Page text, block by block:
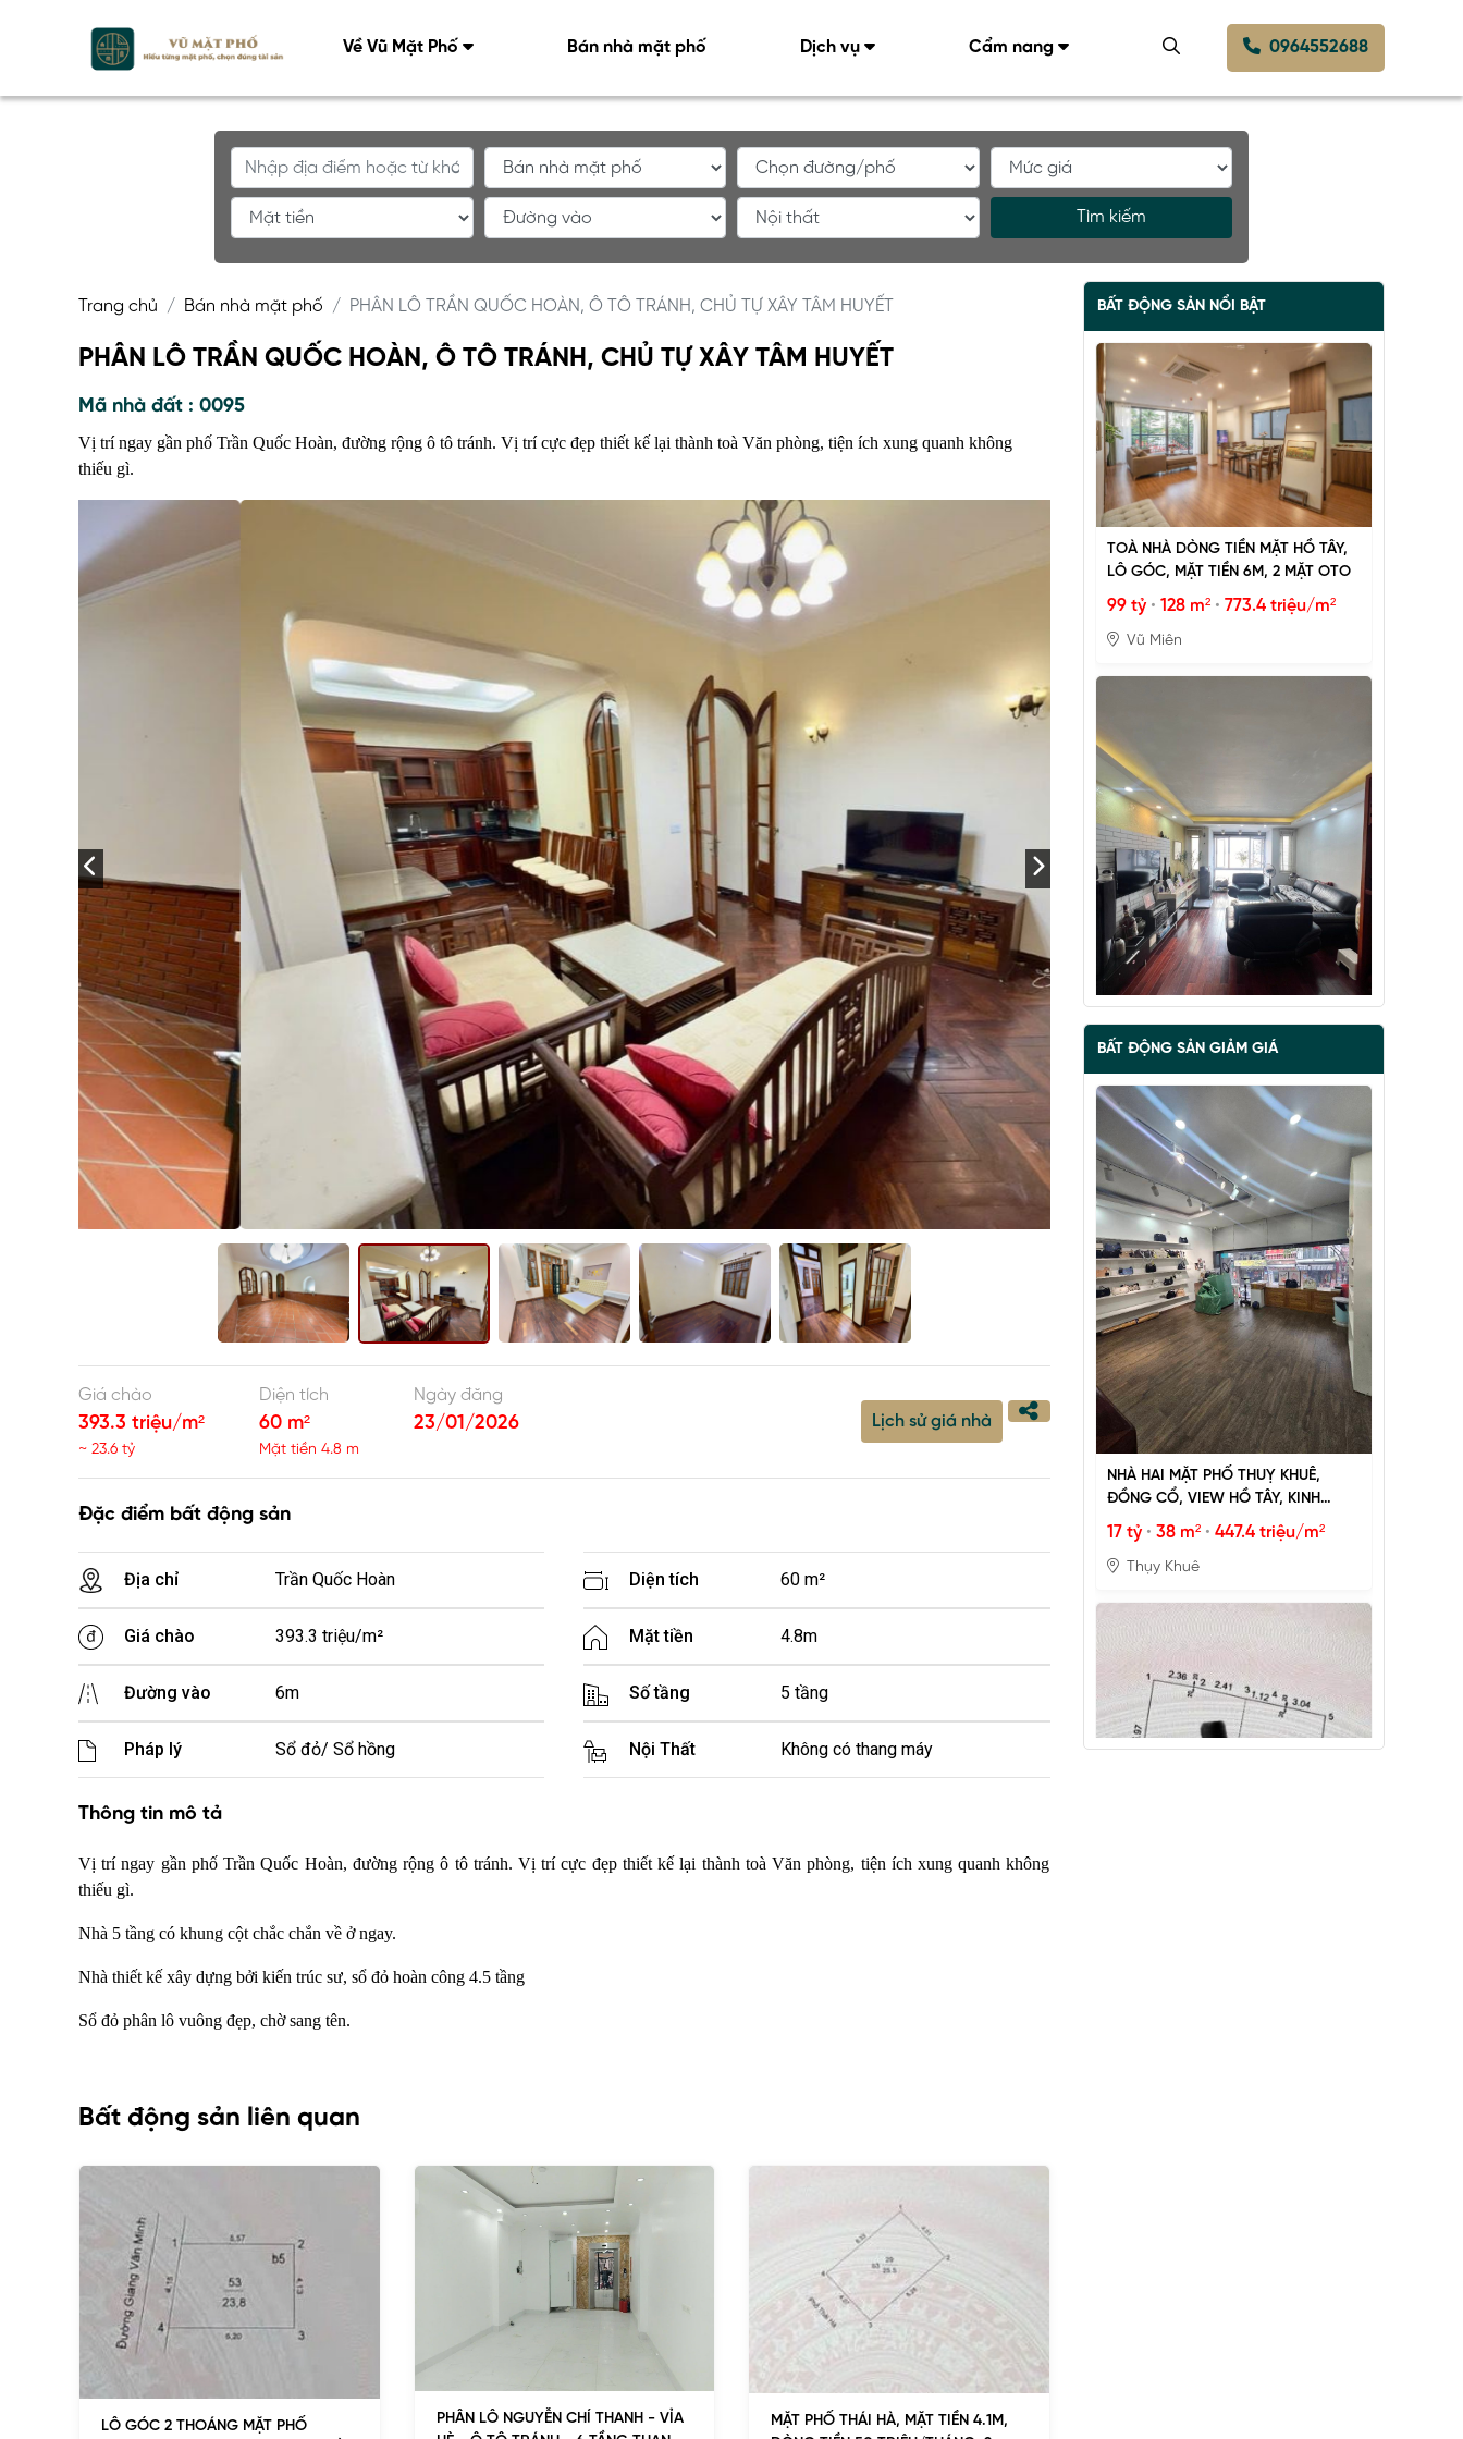
Về Vũ Mặt Phố Bán nhà mặt phố Dịch vụ Cẩm nang 0964552688
Tìm kiếm
Trang chủ Bán nhà mặt phố PHÂN LÔ TRẦN QUỐC HOÀN, Ô TÔ TRÁNH, CHỦ TỰ XÂY TÂM HUYẾT
PHÂN LÔ TRẦN QUỐC HOÀN, Ô TÔ TRÁNH, CHỦ TỰ XÂY TÂM HUYẾT
Mã nhà đất : 0095
Vị trí ngay gần phố Trần Quốc Hoàn, đường rộng ô tô tránh. Vị trí cực đẹp thiết kế lại thành toà Văn phòng, tiện ích xung quanh không
thiếu gì.
Giá chào
393.3 triệu/m²
~ 23.6 tỷ
Diện tích
60 m²
Mặt tiền 4.8 m
Ngày đăng
23/01/2026 Lịch sử giá nhà
Đặc điểm bất động sản
Địa chỉ Trần Quốc Hoàn Diện tích 60 m²
Giá chào 393.3 triệu/m² Mặt tiền 4.8m
Đường vào 6m Số tầng 5 tầng
Pháp lý Sổ đỏ/ Sổ hồng Nội Thất Không có thang máy
Thông tin mô tả
Vị trí ngay gần phố Trần Quốc Hoàn, đường rộng ô tô tránh. Vị trí cực đẹp thiết kế lại thành toà Văn phòng, tiện ích xung quanh không
thiếu gì.
Nhà 5 tầng có khung cột chắc chắn về ở ngay.
Nhà thiết kế xây dựng bởi kiến trúc sư, sổ đỏ hoàn công 4.5 tầng
Sổ đỏ phân lô vuông đẹp, chờ sang tên.
BẤT ĐỘNG SẢN NỔI BẬT
TOÀ NHÀ DÒNG TIỀN MẶT HỒ TÂY,
LÔ GÓC, MẶT TIỀN 6M, 2 MẶT OTO
99 tỷ• 128 m² • 773.4 triệu/m²
Vũ Miên
HỒ TÂY, 2 THOÁNG, NHÀ DÂN XÂY
67 tỷ• 57 m² 1.2 tỷ/m²
Vũ Miên
ĐỖ, VỈA HÈ, DÂN XÂY CHẮC CHẮN
25 tỷ • 66.4 m² • 376.5 triệu/m²
Lạc Trung
BẤT ĐỘNG SẢN GIẢM GIÁ
NHÀ HAI MẶT PHỐ THUỴ KHUÊ,
ĐỒNG CỔ, VIEW HỒ TÂY, KINH
DOANH ĐỈNH
17 tỷ• 38 m² • 447.4 triệu/m²
Thụy Khuê
Bất động sản liên quan
LÔ GÓC 2 THOÁNG MẶT PHỐ
PHÂN LÔ NGUYỄN CHÍ THANH - VỈA
MẶT PHỐ THÁI HÀ, MẶT TIỀN 4.1M,